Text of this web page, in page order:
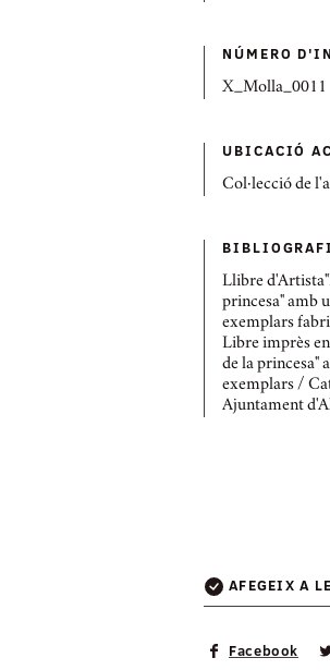
NÚMERO
X_Molla_0011
UBICACIÓ
Col·lecció de
Llibre
princesa" amb
exemplars
Libre imprès
de la princesa"
exemplars /
Ajuntament
AFEGEIX A
Facebook